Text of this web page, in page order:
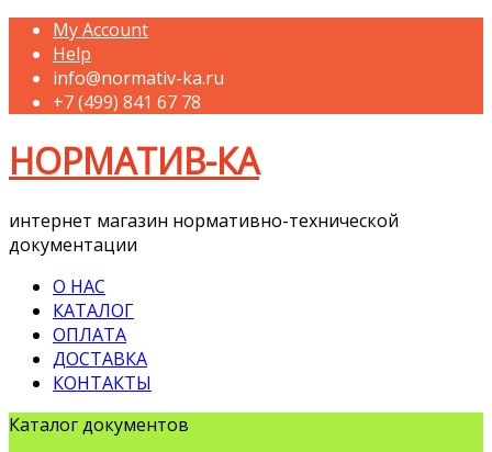
My Account
Help
info@normativ-ka.ru
+7 (499) 841 67 78
НОРМАТИВ-КА
интернет магазин нормативно-технической
документации
О НАС
КАТАЛОГ
ОПЛАТА
ДОСТАВКА
КОНТАКТЫ
Каталог документов